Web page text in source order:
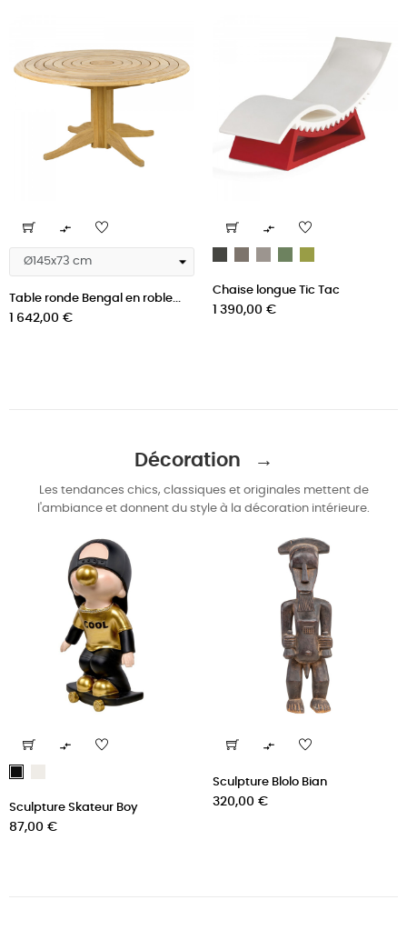

Table ronde Bengal en roble...
Prix
1 642,00 €

Chaise longue Tic Tac
Prix
1 390,00 €
Décoration →
Les tendances chics, classiques et originales mettent de
l'ambiance et donnent du style à la décoration intérieure.

Sculpture Skateur Boy
Prix
87,00 €

Sculpture Blolo Bian
Prix
320,00 €